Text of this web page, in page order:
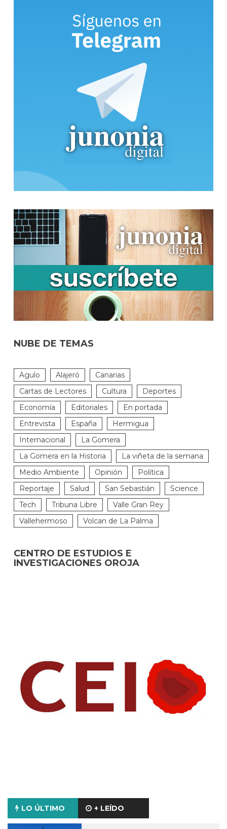
NUBE DE TEMAS
Agulo Alajeró
Canarias
Cartas de Lectores
Cultura
Deportes
Economía
Editoriales
En portada
Entrevista
España
Hermigua
Internacional
La Gomera
La Gomera en la Historia
La viñeta de la semana
Medio Ambiente
Opinión
Política
Reportaje
Salud San Sebastián
Science
Tech
Tribuna Libre
Valle Gran Rey
Vallehermoso
Volcan de La Palma
CENTRO DE ESTUDIOS E
INVESTIGACIONES OROJA
LO ÚLTIMO + LEÍDO